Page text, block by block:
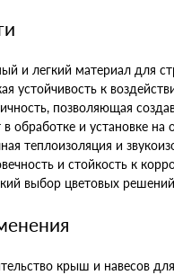
и легкий материал для
устойчивость к
позволяющая
обработке и установке на
теплоизоляция и
и стойкость к
выбор цветовых
крыш и навесов